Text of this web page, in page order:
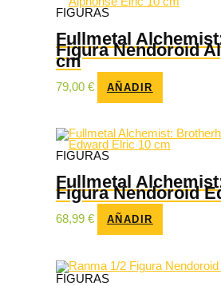
FIGURAS
Fullmetal
Figura Nendoroid
cm
79,00 € AÑADIR
FIGURAS
Fullmetal
Figura Nendoroid
68,99 € AÑADIR
FIGURAS